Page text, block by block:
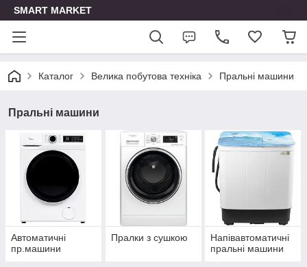
SMART MARKET
Каталог Велика побутова техніка Пральні машини
Пральні машини
Автоматичні
пр.машини
Пралки з сушкою
Напівавтоматичні
пральні машини